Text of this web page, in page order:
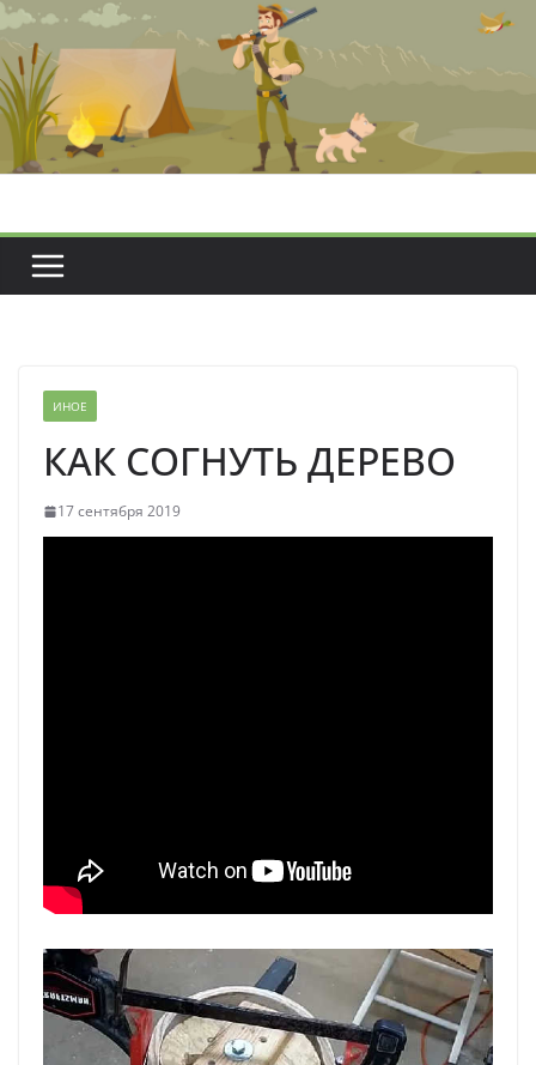
Перейти
содержимому
ИНОЕ
КАК СОГНУТЬ ДЕРЕВО
17 сентября 2019